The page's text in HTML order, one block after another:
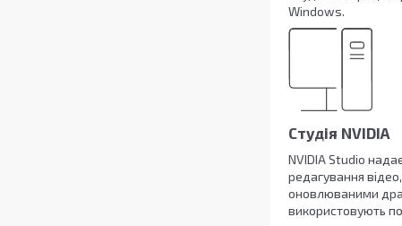
Windows.
Студія NVIDIA
NVIDIA Studio
редагування
оновлюваними
використовують